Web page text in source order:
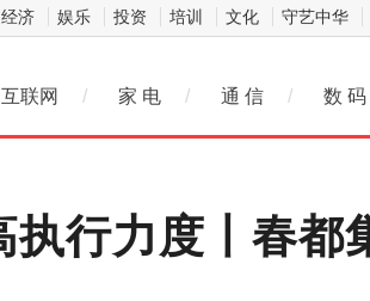
经济 娱乐 投资 培训 文化 守艺中华
互联网 / 家 电 / 通 信 / 数 码
执行力度丨春都